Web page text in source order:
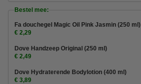
Bestel mee:
Fa douchegel Magic Oil Pink Jasmin (250 ml)
€ 2,29
Dove Handzeep Original (250 ml)
€ 2,49
Dove Hydraterende Bodylotion (400 ml)
€ 3,89